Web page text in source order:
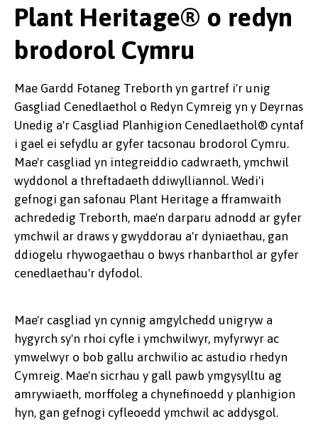
Plant Heritage® o redyn
brodorol Cymru
Mae Gardd Fotaneg Treborth yn gartref i'r unig
Gasgliad Cenedlaethol o Redyn Cymreig yn y Deyrnas
Unedig a'r Casgliad Planhigion Cenedlaethol® cyntaf
i gael ei sefydlu ar gyfer tacsonau brodorol Cymru.
Mae'r casgliad yn integreiddio cadwraeth, ymchwil
wyddonol a threftadaeth ddiwylliannol. Wedi'i
gefnogi gan safonau Plant Heritage a fframwaith
achrededig Treborth, mae'n darparu adnodd ar gyfer
ymchwil ar draws y gwyddorau a'r dyniaethau, gan
ddiogelu rhywogaethau o bwys rhanbarthol ar gyfer
cenedlaethau'r dyfodol.
Mae'r casgliad yn cynnig amgylchedd unigryw a
hygyrch sy'n rhoi cyfle i ymchwilwyr, myfyrwyr ac
ymwelwyr o bob gallu archwilio ac astudio rhedyn
Cymreig. Mae'n sicrhau y gall pawb ymgysylltu ag
amrywiaeth, morffoleg a chynefinoedd y planhigion
hyn, gan gefnogi cyfleoedd ymchwil ac addysgol.